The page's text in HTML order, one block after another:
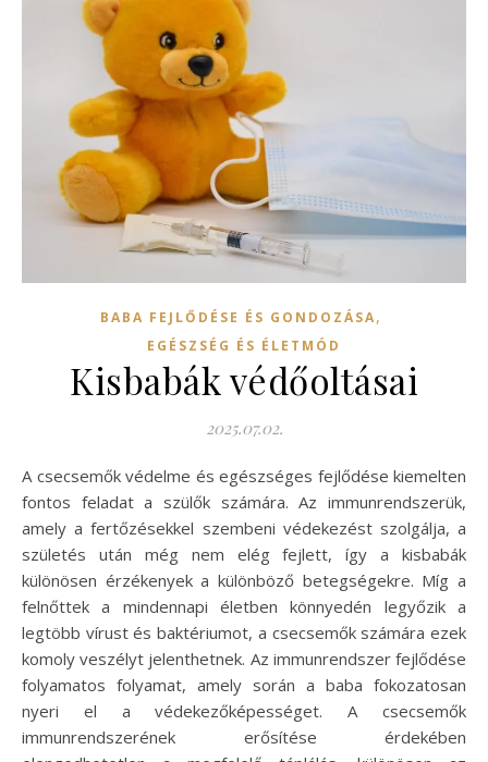
BABA FEJLŐDÉSE ÉS GONDOZÁSA,
EGÉSZSÉG ÉS ÉLETMÓD
Kisbabák védőoltásai
2025.07.02.
A csecsemők védelme és egészséges fejlődése kiemelten
fontos feladat a szülők számára. Az immunrendszerük,
amely a fertőzésekkel szembeni védekezést szolgálja, a
születés után még nem elég fejlett, így a kisbabák
különösen érzékenyek a különböző betegségekre. Míg a
felnőttek a mindennapi életben könnyedén legyőzik a
legtöbb vírust és baktériumot, a csecsemők számára ezek
komoly veszélyt jelenthetnek. Az immunrendszer fejlődése
folyamatos folyamat, amely során a baba fokozatosan
nyeri el a védekezőképességet. A csecsemők
immunrendszerének erősítése érdekében